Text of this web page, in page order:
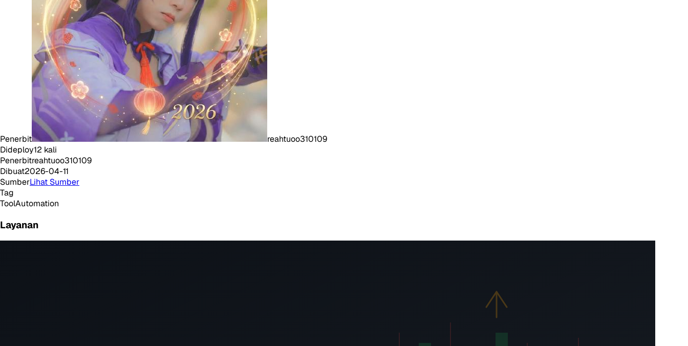
Penerbit
reahtuoo310109
Dideploy12 kali
Penerbitreahtuoo310109
Dibuat2026-04-11
SumberLihat Sumber
Tag
ToolAutomation
Layanan